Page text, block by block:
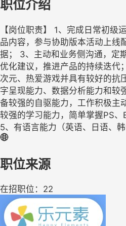
职位介绍
【岗位职责】 1、完成日常初级
品内容，参与协助版本活动上线
据； 3、主动和业务侧沟通，定
优化建议，推进产品的持续迭代
次元、热爱游戏并具有较好的抗
字呈现能力、数据分析能力和较
备较强的自驱能力，工作积极主
较强的学习能力，简单掌握PS、
5、有语言能力（英语、日语、韩
职位来源
在招职位：22